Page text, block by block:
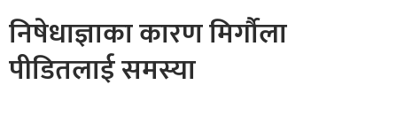
निषेधाज्ञाका कारण मिर्गौला
पीडितलाई समस्या